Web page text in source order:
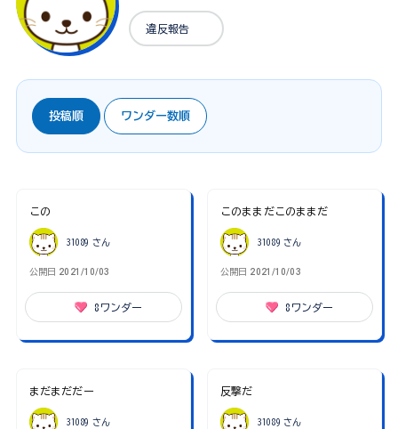
違反報告
投稿順 ワンダー数順
この
31089 さん
公開日 2021/10/03
8 ワンダー
このままだこのままだ
31089 さん
公開日 2021/10/03
8 ワンダー
まだまだだー
31089 さん
反撃だ
31089 さん